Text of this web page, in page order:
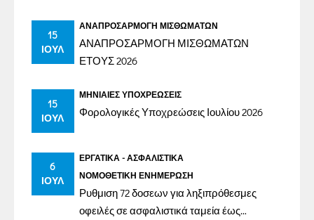
15
ΙΟΎΛ
ΑΝΑΠΡΟΣΑΡΜΟΓΉ ΜΙΣΘΩΜΆΤΩΝ
ΑΝΑΠΡΟΣΑΡΜΟΓΗ ΜΙΣΘΩΜΑΤΩΝ
ΕΤΟΥΣ 2026
15
ΙΟΎΛ
ΜΗΝΙΑΊΕΣ ΥΠΟΧΡΕΏΣΕΙΣ
Φορολογικές Υποχρεώσεις Ιουλίου 2026
6
ΙΟΎΛ
ΕΡΓΑΤΙΚΆ - ΑΣΦΑΛΙΣΤΙΚΆ
ΝΟΜΟΘΕΤΙΚΉ ΕΝΗΜΈΡΩΣΗ
Ρυθμιση 72 δοσεων για ληξιπρόθεσμες
οφειλές σε ασφαλιστικά ταμεία έως